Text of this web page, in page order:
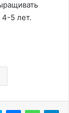
5 лет.